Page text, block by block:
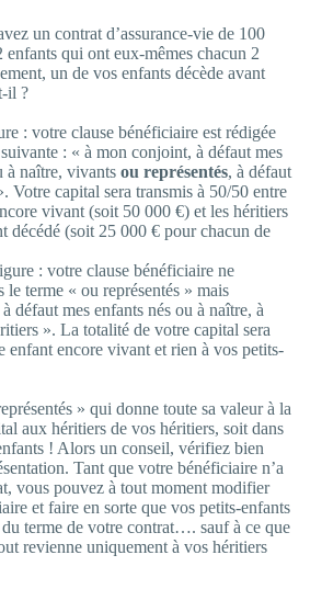
un contrat d’assurance-vie de 100
enfants qui ont eux-mêmes chacun 2
un de vos enfants décède avant
il ?
: votre clause bénéficiaire est rédigée
: « à mon conjoint, à défaut mes
à naître, vivants ou représentés, à défaut
Votre capital sera transmis à 50/50 entre
vivant (soit 50 000 €) et les héritiers
décédé (soit 25 000 € pour chacun de
: votre clause bénéficiaire ne
le terme « ou représentés » mais
défaut mes enfants nés ou à naître, à
». La totalité de votre capital sera
enfant encore vivant et rien à vos petits-
» qui donne toute sa valeur à la
aux héritiers de vos héritiers, soit dans
! Alors un conseil, vérifiez bien
Tant que votre bénéficiaire n’a
vous pouvez à tout moment modifier
et faire en sorte que vos petits-enfants
terme de votre contrat…. sauf à ce que
revienne uniquement à vos héritiers